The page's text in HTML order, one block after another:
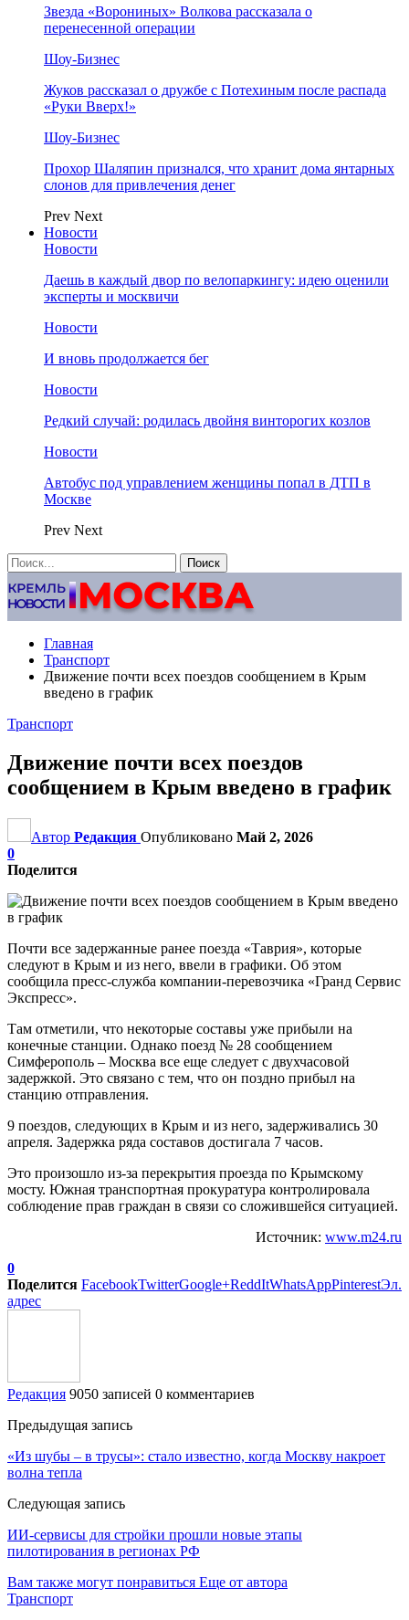
Звезда «Ворониных» Волкова рассказала о
перенесенной операции
Шоу-Бизнес
Жуков рассказал о дружбе с Потехиным после распада
«Руки Вверх!»
Шоу-Бизнес
Прохор Шаляпин признался, что хранит дома янтарных
слонов для привлечения денег
Prev Next
Новости
Новости
Даешь в каждый двор по велопаркингу: идею оценили
эксперты и москвичи
Новости
И вновь продолжается бег
Новости
Редкий случай: родилась двойня винторогих козлов
Новости
Автобус под управлением женщины попал в ДТП в
Москве
Prev Next
Главная
Транспорт
Движение почти всех поездов сообщением в Крым
введено в график
Транспорт
Движение почти всех поездов
сообщением в Крым введено в график
Автор Редакция Опубликовано Май 2, 2026
0
Поделится
Почти все задержанные ранее поезда «Таврия», которые
следуют в Крым и из него, ввели в графики. Об этом
сообщила пресс-служба компании-перевозчика «Гранд Сервис
Экспресс».
Там отметили, что некоторые составы уже прибыли на
конечные станции. Однако поезд № 28 сообщением
Симферополь – Москва все еще следует с двухчасовой
задержкой. Это связано с тем, что он поздно прибыл на
станцию отправления.
9 поездов, следующих в Крым и из него, задерживались 30
апреля. Задержка ряда составов достигала 7 часов.
Это произошло из-за перекрытия проезда по Крымскому
мосту. Южная транспортная прокуратура контролировала
соблюдение прав граждан в связи со сложившейся ситуацией.
Источник: www.m24.ru
0
Поделится FacebookTwitterGoogle+ReddItWhatsAppPinterestЭл.
адрес
Редакция 9050 записей 0 комментариев
Предыдущая запись
«Из шубы – в трусы»: стало известно, когда Москву накроет
волна тепла
Следующая запись
ИИ-сервисы для стройки прошли новые этапы
пилотирования в регионах РФ
Вам также могут понравиться Еще от автора
Транспорт